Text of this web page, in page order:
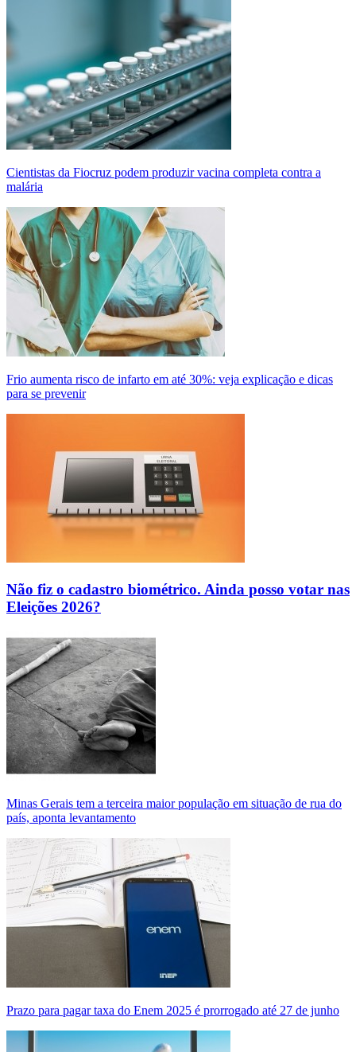
Cientistas da Fiocruz podem produzir vacina completa contra a
malária
Frio aumenta risco de infarto em até 30%: veja explicação e dicas
para se prevenir
Não fiz o cadastro biométrico. Ainda posso votar nas
Eleições 2026?
Minas Gerais tem a terceira maior população em situação de rua do
país, aponta levantamento
Prazo para pagar taxa do Enem 2025 é prorrogado até 27 de junho